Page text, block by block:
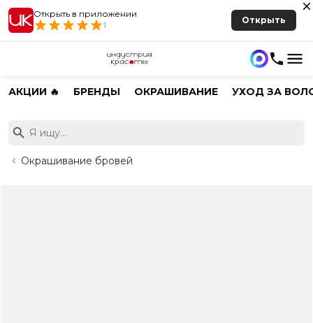
Открыть в приложении
1
Открыть
АКЦИИ 🔥 БРЕНДЫ ОКРАШИВАНИЕ УХОД ЗА
Окрашивание бровей